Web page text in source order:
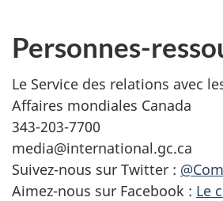
Personnes-
Le Service des relations avec
Affaires mondiales Canada
343-203-7700
media@international.gc.ca
Suivez-nous sur Twitter :
Aimez-nous sur Facebook : Le